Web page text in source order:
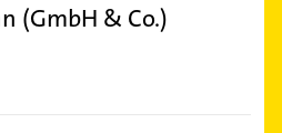
(GmbH & Co.)